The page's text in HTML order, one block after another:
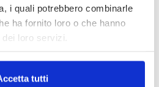
i quali potrebbero combinarle
ha fornito loro o che hanno
loro servizi.
tutti